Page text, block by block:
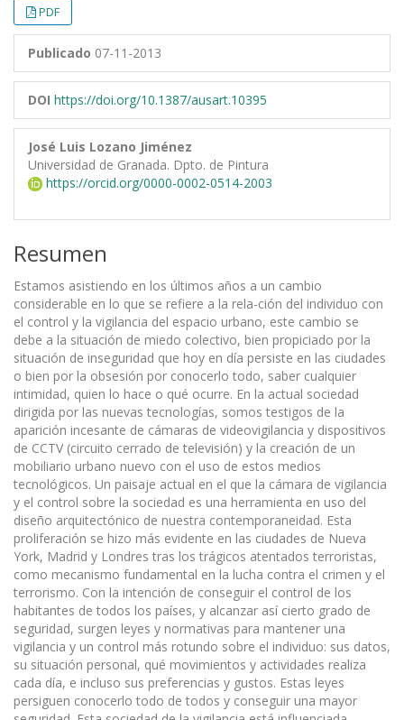
PDF
Publicado 07-11-2013
DOI https://doi.org/10.1387/ausart.10395
José Luis Lozano Jiménez
Universidad de Granada. Dpto. de Pintura
https://orcid.org/0000-0002-0514-2003
Resumen
Estamos asistiendo en los últimos años a un cambio
considerable en lo que se refiere a la rela-ción del individuo con
el control y la vigilancia del espacio urbano, este cambio se
debe a la situación de miedo colectivo, bien propiciado por la
situación de inseguridad que hoy en día persiste en las ciudades
o bien por la obsesión por conocerlo todo, saber cualquier
intimidad, quien lo hace o qué ocurre. En la actual sociedad
dirigida por las nuevas tecnologías, somos testigos de la
aparición incesante de cámaras de videovigilancia y dispositivos
de CCTV (circuito cerrado de televisión) y la creación de un
mobiliario urbano nuevo con el uso de estos medios
tecnológicos. Un paisaje actual en el que la cámara de vigilancia
y el control sobre la sociedad es una herramienta en uso del
diseño arquitectónico de nuestra contemporaneidad. Esta
proliferación se hizo más evidente en las ciudades de Nueva
York, Madrid y Londres tras los trágicos atentados terroristas,
como mecanismo fundamental en la lucha contra el crimen y el
terrorismo. Con la intención de conseguir el control de los
habitantes de todos los países, y alcanzar así cierto grado de
seguridad, surgen leyes y normativas para mantener una
vigilancia y un control más rotundo sobre el individuo: sus datos,
su situación personal, qué movimientos y actividades realiza
cada día, e incluso sus preferencias y gustos. Estas leyes
persiguen conocerlo todo de todos y conseguir una mayor